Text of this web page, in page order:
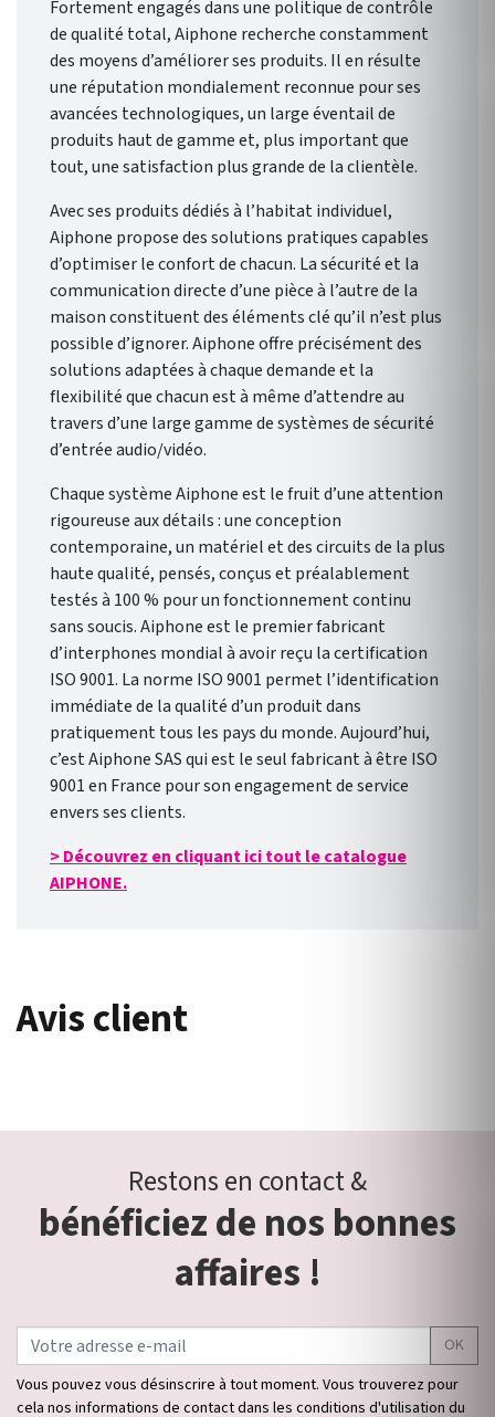
Fortement engagés dans une politique de contrôle
de qualité total, Aiphone recherche constamment
des moyens d’améliorer ses produits. Il en résulte
une réputation mondialement reconnue pour ses
avancées technologiques, un large éventail de
produits haut de gamme et, plus important que
tout, une satisfaction plus grande de la clientèle.
Avec ses produits dédiés à l’habitat individuel,
Aiphone propose des solutions pratiques capables
d’optimiser le confort de chacun. La sécurité et la
communication directe d’une pièce à l’autre de la
maison constituent des éléments clé qu’il n’est plus
possible d’ignorer. Aiphone offre précisément des
solutions adaptées à chaque demande et la
flexibilité que chacun est à même d’attendre au
travers d’une large gamme de systèmes de sécurité
d’entrée audio/vidéo.
Chaque système Aiphone est le fruit d’une attention
rigoureuse aux détails : une conception
contemporaine, un matériel et des circuits de la plus
haute qualité, pensés, conçus et préalablement
testés à 100 % pour un fonctionnement continu
sans soucis. Aiphone est le premier fabricant
d’interphones mondial à avoir reçu la certification
ISO 9001. La norme ISO 9001 permet l’identification
immédiate de la qualité d’un produit dans
pratiquement tous les pays du monde. Aujourd’hui,
c’est Aiphone SAS qui est le seul fabricant à être ISO
9001 en France pour son engagement de service
envers ses clients.
> Découvrez en cliquant ici tout le catalogue
AIPHONE.
Avis client
Restons en contact &
bénéficiez de nos bonnes
affaires !
OK
Vous pouvez vous désinscrire à tout moment. Vous trouverez pour
cela nos informations de contact dans les conditions d'utilisation du